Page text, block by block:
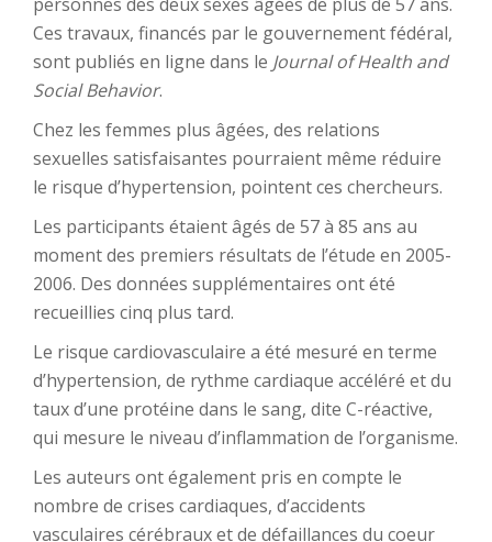
Ces travaux, financés par le gouvernement fédéral,
sont publiés en ligne dans le Journal of Health and
Social Behavior.
Chez les femmes plus âgées, des relations
sexuelles satisfaisantes pourraient même réduire
le risque d’hypertension, pointent ces chercheurs.
Les participants étaient âgés de 57 à 85 ans au
moment des premiers résultats de l’étude en 2005-
2006. Des données supplémentaires ont été
recueillies cinq plus tard.
Le risque cardiovasculaire a été mesuré en terme
d’hypertension, de rythme cardiaque accéléré et du
taux d’une protéine dans le sang, dite C-réactive,
qui mesure le niveau d’inflammation de l’organisme.
Les auteurs ont également pris en compte le
nombre de crises cardiaques, d’accidents
vasculaires cérébraux et de défaillances du coeur